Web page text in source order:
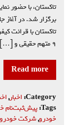
تاکستان، با حضور
برگزار شد. در آغاز
۹ متهم حقیقی و […]
Read more
Category: اخبار,
Tags: پیش‌ثبت‌نام
خودرو,شرکت